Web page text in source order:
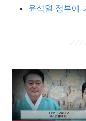
윤석열 정부에